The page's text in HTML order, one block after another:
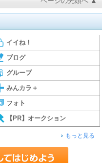
イイね！
ブログ
グループ
みんカラ＋
フォト
【PR】オークション
もっと見る